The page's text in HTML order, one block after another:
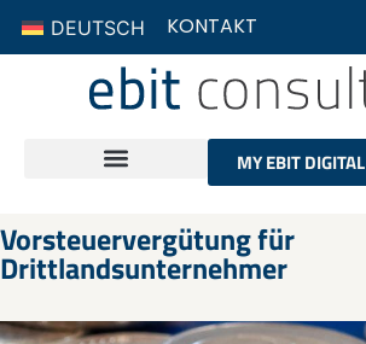
KONTAKT
DEUTSCH
MY EBIT DIGITAL
Vorsteuervergütung für
Drittlandsunternehmer